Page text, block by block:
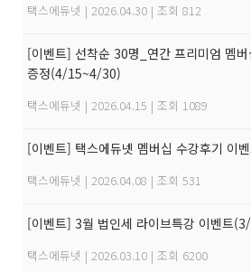
택스에듀넷 | 2026.04.30 | 조회 812
[이벤트] 선착순 30명_연간 프리미엄 멤
증정(4/15~4/30)
택스에듀넷 | 2026.04.15 | 조회 1089
[이벤트] 택스에듀넷 멤버십 수강후기 이
택스에듀넷 | 2026.04.08 | 조회 531
[이벤트] 3월 법인세 라이브특강 이벤트
택스에듀넷 | 2026.03.10 | 조회 6200